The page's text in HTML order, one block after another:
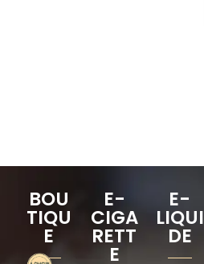
BOU
TIQU
E
E-
CIGA
RETT
E
E-
LIQUI
DE